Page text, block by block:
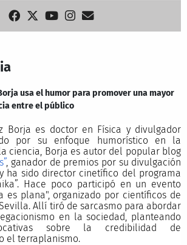
usa el humor para promover una mayor
entre el público
Borja es doctor en Física y divulgador
por su enfoque humorístico en la
ciencia, Borja es autor del popular blog
, ganador de premios por su divulgación
ha sido director cinetífico del programa
Hace poco participó en un evento
es plana", organizado por científicos de
Allí tiró de sarcasmo para abordar
en la sociedad, planteando
sobre la credibilidad de
el terraplanismo.